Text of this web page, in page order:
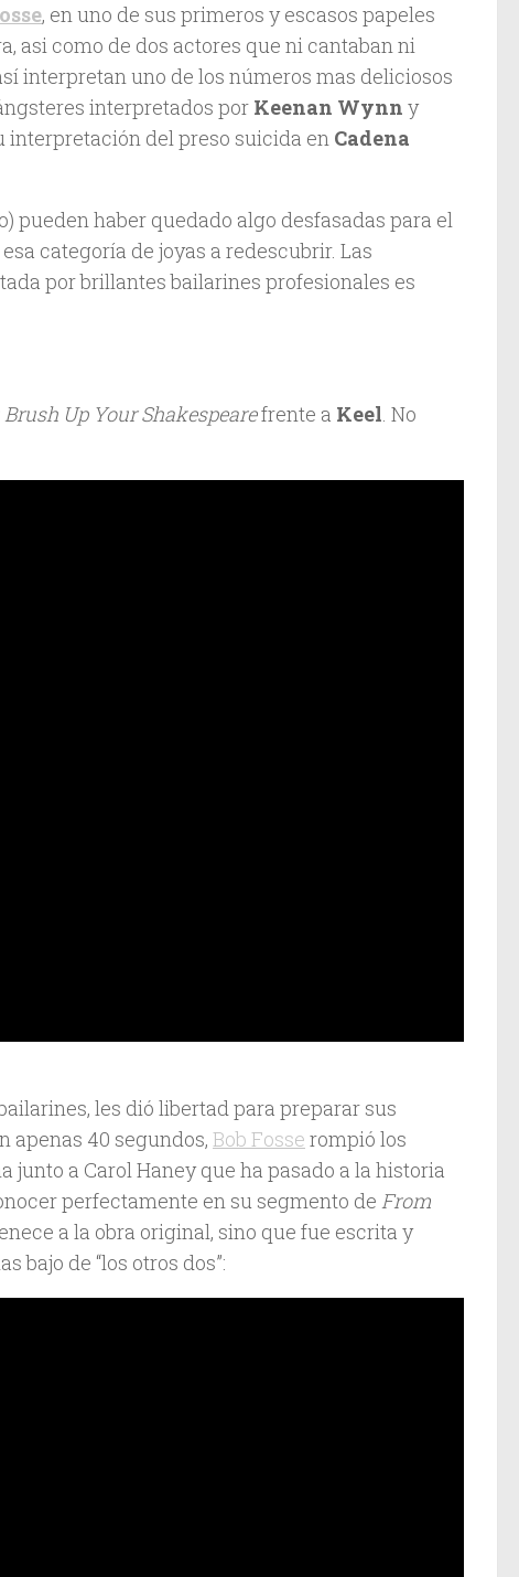
, en uno de sus primeros y escasos papeles
asi como de dos actores que ni cantaban ni
interpretan uno de los números mas deliciosos
interpretados por Keenan Wynn y
interpretación del preso suicida en Cadena
pueden haber quedado algo desfasadas para el
categoría de joyas a redescubrir. Las
por brillantes bailarines profesionales es
Brush Up Your Shakespearefrente a Keel. No
les dió libertad para preparar sus
apenas 40 segundos, Bob Fosse rompió los
a Carol Haney que ha pasado a la historia
perfectamente en su segmento de From
a la obra original, sino que fue escrita y
bajo de “los otros dos”: